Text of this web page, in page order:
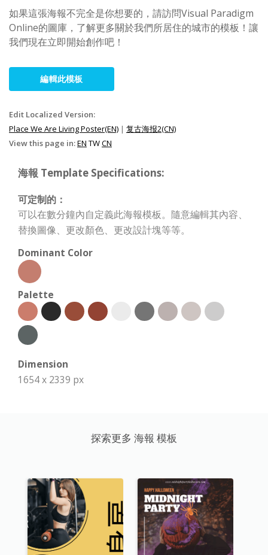
如果這張海報不完全是你想要的，請訪問Visual Paradigm
Online的圖庫，了解更多關於我們所居住的城市的模板！讓
我們現在立即開始創作吧！
編輯此模板
Edit Localized Version:
Place We Are Living Poster(EN) | 复古海报2(CN)
View this page in:EN TWCN
海報 Template Specifications:
可定制的：
可以在數分鐘內自定義此海報模板。隨意編輯其內容、
替換圖像、更改顏色、更改設計塊等等。
Dominant Color
Palette
Dimension
1654 x 2339 px
探索更多 海報 模板